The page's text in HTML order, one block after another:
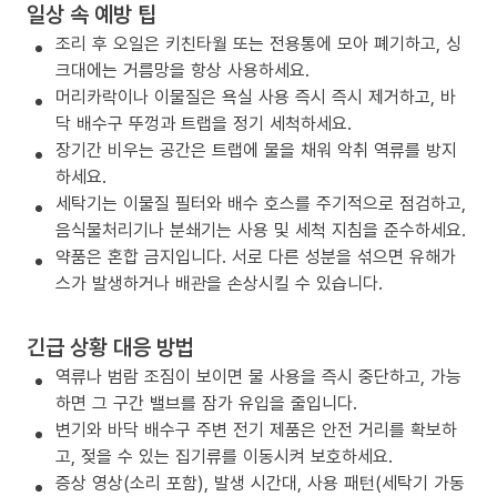
일상 속 예방 팁
조리 후 오일은 키친타월 또는 전용통에 모아 폐기하고, 싱
크대에는 거름망을 항상 사용하세요.
머리카락이나 이물질은 욕실 사용 즉시 즉시 제거하고, 바
닥 배수구 뚜껑과 트랩을 정기 세척하세요.
장기간 비우는 공간은 트랩에 물을 채워 악취 역류를 방지
하세요.
세탁기는 이물질 필터와 배수 호스를 주기적으로 점검하고,
음식물처리기나 분쇄기는 사용 및 세척 지침을 준수하세요.
약품은 혼합 금지입니다. 서로 다른 성분을 섞으면 유해가
스가 발생하거나 배관을 손상시킬 수 있습니다.
긴급 상황 대응 방법
역류나 범람 조짐이 보이면 물 사용을 즉시 중단하고, 가능
하면 그 구간 밸브를 잠가 유입을 줄입니다.
변기와 바닥 배수구 주변 전기 제품은 안전 거리를 확보하
고, 젖을 수 있는 집기류를 이동시켜 보호하세요.
증상 영상(소리 포함), 발생 시간대, 사용 패턴(세탁기 가동